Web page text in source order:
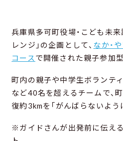
兵庫県多可町役場・こども未
レンジ」の企画として、 なか・
コース で開催された親子参加
町内の親子や中学生ボランテ
など40名を超えるチームで、
復約3kmを「がんばらないよう
※ガイドさんが出発前に伝え